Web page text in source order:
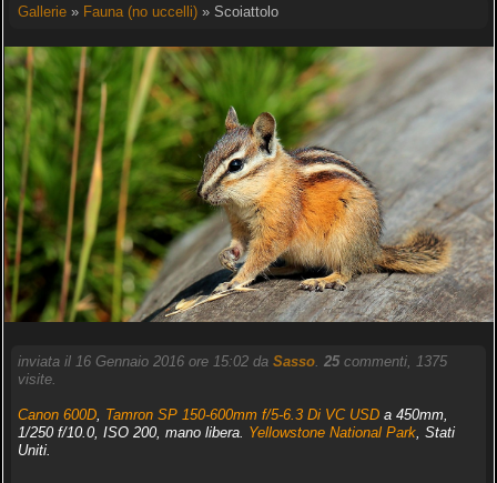
Gallerie» Fauna (no uccelli)» Scoiattolo
inviata il 16 Gennaio 2016 ore 15:02 da Sasso. 25commenti, 1375
visite.
Canon 600D, Tamron SP 150-600mm f/5-6.3 Di VC USDa 450mm,
1/250 f/10.0, ISO 200, mano libera. Yellowstone National Park, Stati
Uniti.